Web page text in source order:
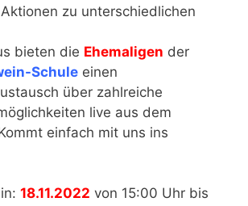
zu unterschiedlichen
bieten die Ehemaligen der
Schule einen
über zahlreiche
live aus dem
einfach mit uns ins
18.11.2022 von 15:00 Uhr bis